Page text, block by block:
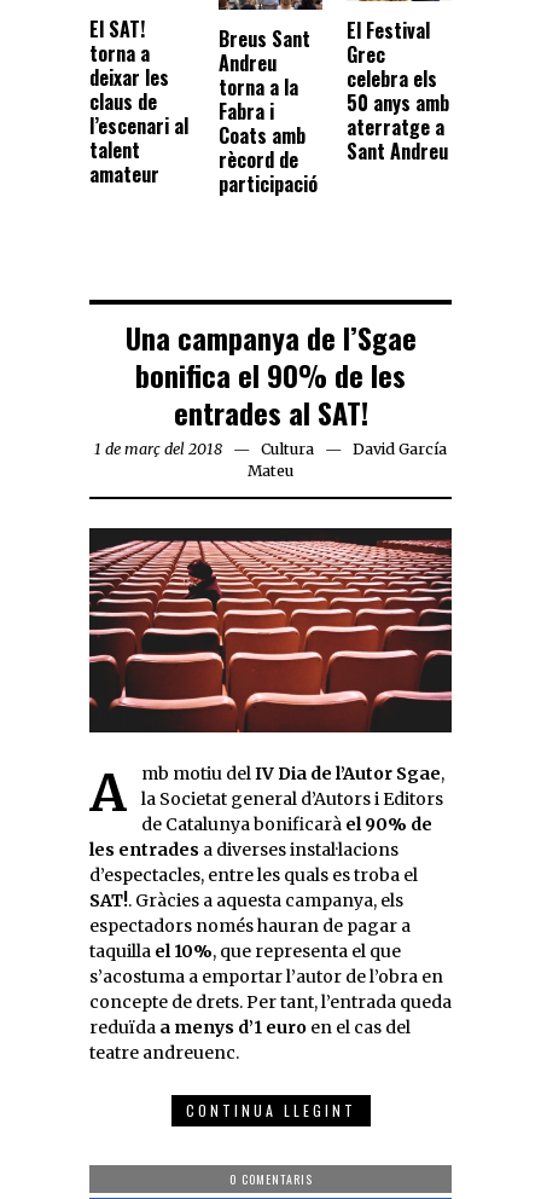
El SAT!
torna a
deixar les
claus de
l’escenari al
talent
amateur
Breus Sant
Andreu
torna a la
Fabra i
Coats amb
rècord de
participació
El Festival
Grec
celebra els
50 anys amb
aterratge a
Sant Andreu
Una campanya de l’Sgae
bonifica el 90% de les
entrades al SAT!
1 de març del 2018 Cultura
David García
Mateu
Amb motiu delIV Dia de l’Autor Sgae,
la Societat general d’Autors i Editors
de Catalunya bonificarà el 90% de
les entrades a diverses instal·lacions
d’espectacles, entre les quals es troba el
SAT!. Gràcies a aquesta campanya, els
espectadors només hauran de pagar a
taquilla el 10%, que representa el que
s’acostuma a emportar l’autor de l’obra en
concepte de drets. Per tant, l’entrada queda
reduïda a menys d’1 euro en el cas del
teatre andreuenc.
CONTINUA LLEGINT
0 COMENTARIS